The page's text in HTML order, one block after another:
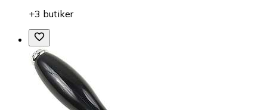
+3 butiker